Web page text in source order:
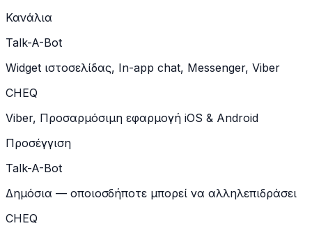
Κανάλια
Talk-A-Bot
Widget ιστοσελίδας, In-app chat, Messenger, Viber
CHEQ
Viber, Προσαρμόσιμη εφαρμογή iOS & Android
Προσέγγιση
Talk-A-Bot
Δημόσια — οποιοσδήποτε μπορεί να αλληλεπιδράσει
CHEQ